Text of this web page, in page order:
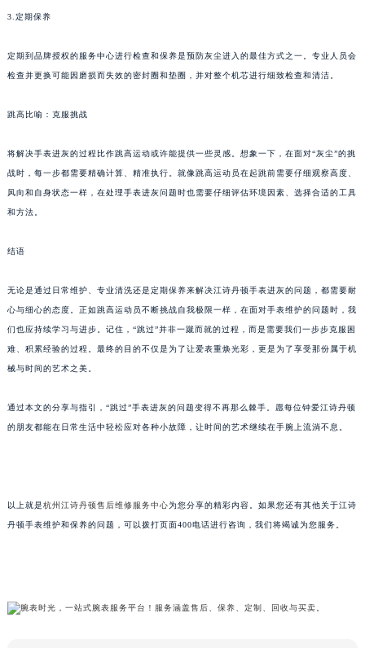
3.定期保养
定期到品牌授权的服务中心进行检查和保养是预防灰尘进入的最佳方式之一。专业人员会
检查并更换可能因磨损而失效的密封圈和垫圈，并对整个机芯进行细致检查和清洁。
跳高比喻：克服挑战
将解决手表进灰的过程比作跳高运动或许能提供一些灵感。想象一下，在面对“灰尘”的挑
战时，每一步都需要精确计算、精准执行。就像跳高运动员在起跳前需要仔细观察高度、
风向和自身状态一样，在处理手表进灰问题时也需要仔细评估环境因素、选择合适的工具
和方法。
结语
无论是通过日常维护、专业清洗还是定期保养来解决江诗丹顿手表进灰的问题，都需要耐
心与细心的态度。正如跳高运动员不断挑战自我极限一样，在面对手表维护的问题时，我
们也应持续学习与进步。记住，“跳过”并非一蹴而就的过程，而是需要我们一步步克服困
难、积累经验的过程。最终的目的不仅是为了让爱表重焕光彩，更是为了享受那份属于机
械与时间的艺术之美。
通过本文的分享与指引，“跳过”手表进灰的问题变得不再那么棘手。愿每位钟爱江诗丹顿
的朋友都能在日常生活中轻松应对各种小故障，让时间的艺术继续在手腕上流淌不息。
以上就是杭州江诗丹顿售后维修服务中心为您分享的精彩内容。如果您还有其他关于江诗
丹顿手表维护和保养的问题，可以拨打页面400电话进行咨询，我们将竭诚为您服务。